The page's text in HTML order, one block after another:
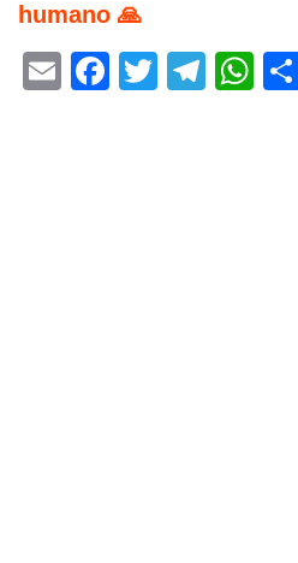
humano 🙏
EmailFacebook
Twitter